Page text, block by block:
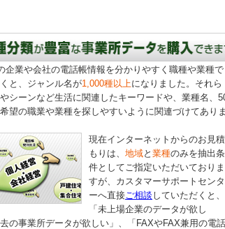
企業や会社の電話帳情報を分かりやすく職種や業種で
と、ジャンル名が1,000種以上になりました。それら
シーンなど生活に関連したキーワードや、業種名、
望の職業や業種を探しやすいように関連づけてありま
現在インターネットからのお見積
もりは、 地域と 業種のみを抽出条
件としてご指定いただいておりま
すが、カスタマーサポートセンタ
ーへ直接ご相談 していただくと、
「未上場企業のデータが欲し
の事業所データが欲しい」、「FAXやFAX兼用の電話